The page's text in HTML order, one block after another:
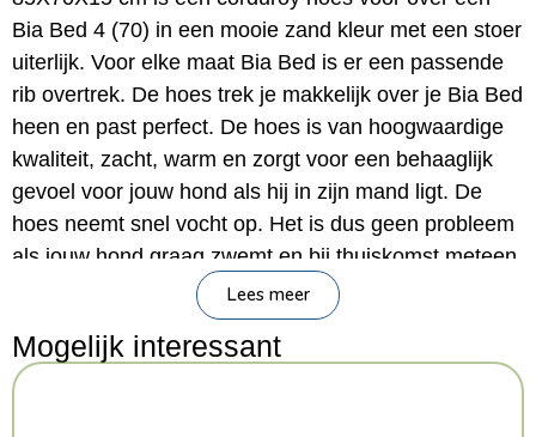
Bia Bed 4 (70) in een mooie zand kleur met een stoer
uiterlijk. Voor elke maat Bia Bed is er een passende
rib overtrek. De hoes trek je makkelijk over je Bia Bed
heen en past perfect. De hoes is van hoogwaardige
kwaliteit, zacht, warm en zorgt voor een behaaglijk
gevoel voor jouw hond als hij in zijn mand ligt. De
hoes neemt snel vocht op. Het is dus geen probleem
als jouw hond graag zwemt en bij thuiskomst meteen
(nat) in zijn mand gaat liggen. De hoes kun je in de
wasmachine wassen op 40 graden.
– Hoes voor Bia Bed maat 4 (70)
Lees meer
Mogelijk interessant